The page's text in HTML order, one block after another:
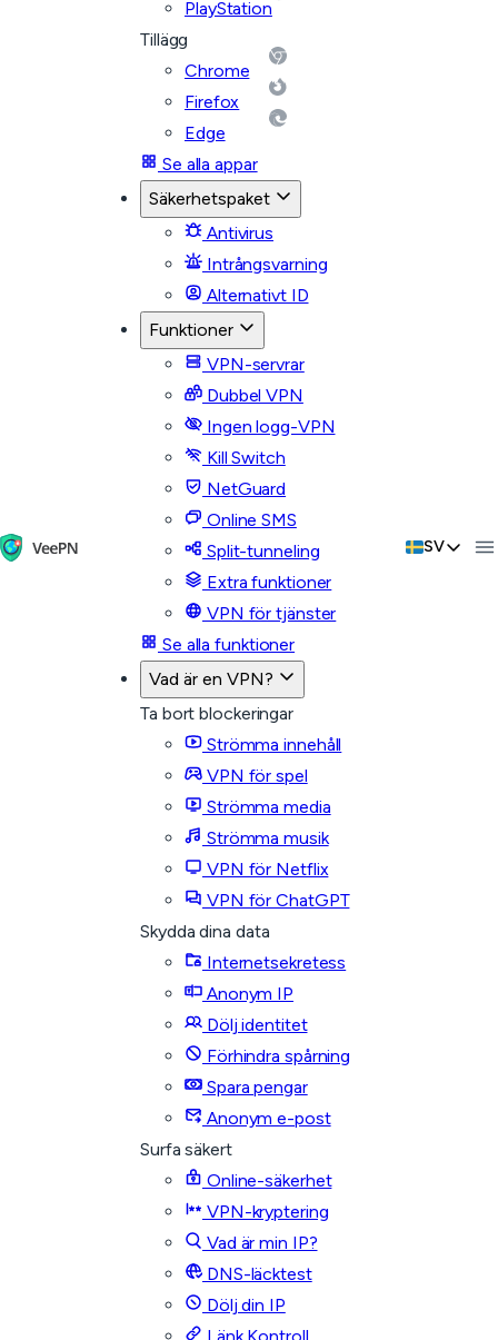
PlayStation
Tillägg
Chrome
Firefox
Edge
Se alla appar
Säkerhetspaket
Antivirus
Intrångsvarning
Alternativt ID
Funktioner
VPN-servrar
Dubbel VPN
Ingen logg-VPN
Kill Switch
NetGuard
Online SMS
Split-tunneling
Extra funktioner
VPN för tjänster
Se alla funktioner
Vad är en VPN?
Ta bort blockeringar
Strömma innehåll
VPN för spel
Strömma media
Strömma musik
VPN för Netflix
VPN för ChatGPT
Skydda dina data
Internetsekretess
Anonym IP
Dölj identitet
Förhindra spårning
Spara pengar
Anonym e-post
Surfa säkert
Online-säkerhet
VPN-kryptering
Vad är min IP?
DNS-läcktest
Dölj din IP
SV